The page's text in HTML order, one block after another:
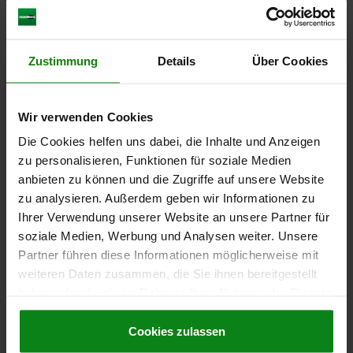
Zustimmung Details Über Cookies
Wir verwenden Cookies
Die Cookies helfen uns dabei, die Inhalte und Anzeigen
zu personalisieren, Funktionen für soziale Medien
anbieten zu können und die Zugriffe auf unsere Website
zu analysieren. Außerdem geben wir Informationen zu
Ihrer Verwendung unserer Website an unsere Partner für
soziale Medien, Werbung und Analysen weiter. Unsere
Partner führen diese Informationen möglicherweise mit
weiteren Daten zusammen, die Sie ihnen bereitgestellt
gesammelt haben.Cookie Richtlinien
Datenschutz|AGB
Cookies zulassen
9,38 CHF
hors TVA
DÉTAILS
04631-01
PATIN POUR FORCE DE SERRAGE, FORME:A LISSE
25X38X28, PLASTIQUE NOIR